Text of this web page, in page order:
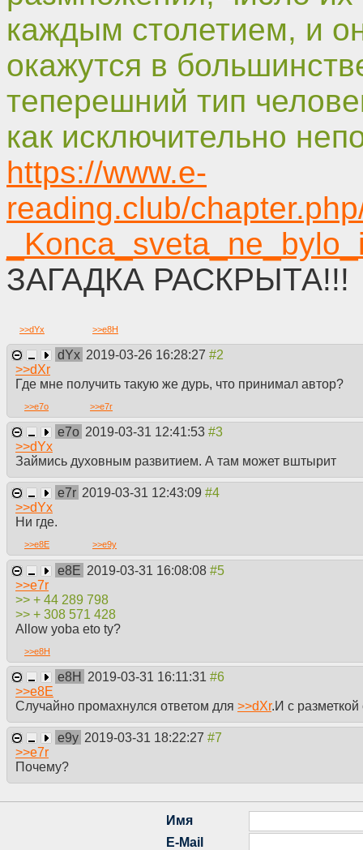
каждым столетием, и
окажутся в
теперешний тип
как исключительно
https://www.e-
reading.club/
ЗАГАДКА РАСКРЫТА!!!
>>dYx >>e8H
dYx 2019-03-26 16:28:27
>>dXr
Где мне получить такую же дурь, что принимал автор?
>>e7o >>e7r
e7o 2019-03-31 12:41:53
>>dYx
Займись духовным развитием. А там может вштырит
e7r 2019-03-31 12:43:09
>>dYx
Ни где.
>>e8E >>e9y
e8E 2019-03-31 16:08:08
>>e7r
>> + 44 289 798
>> + 308 571 428
Allow yoba eto ty?
>>e8H
e8H
2019-03-31 16:11:31
>>e8E
Случайно промахнулся ответом для >>dXr.И с
e9y 2019-03-31 18:22:27
>>e7r
Почему?